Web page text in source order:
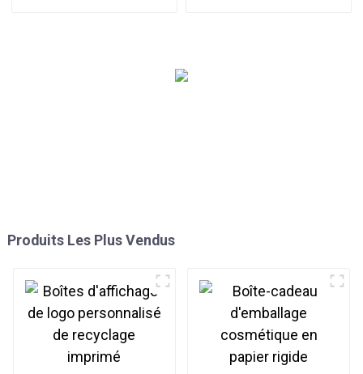
Produits Les Plus Vendus